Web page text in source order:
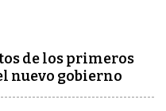
de los primeros
nuevo gobierno